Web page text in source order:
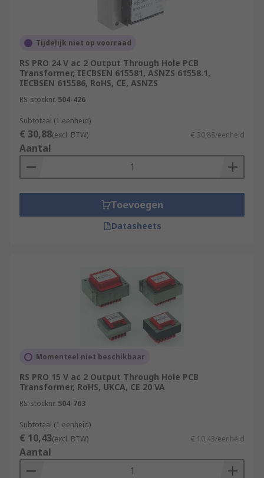
Tijdelijk niet op voorraad
RS PRO 24 V ac 2 Output Through Hole PCB
Transformer, IECBSEN 615581, ASNZS 61558.1,
IECBSEN 615586, RoHS, CE, ASNZS
RS-stocknr. 504-426
Subtotaal (1 eenheid)
€ 30,88(excl. BTW) € 30,88/eenheid
Aantal
Toevoegen
Datasheets
Momenteel niet beschikbaar
RS PRO 15 V ac 2 Output Through Hole PCB
Transformer, RoHS, UKCA, CE 20 VA
RS-stocknr. 504-763
Subtotaal (1 eenheid)
€ 10,43(excl. BTW) € 10,43/eenheid
Aantal